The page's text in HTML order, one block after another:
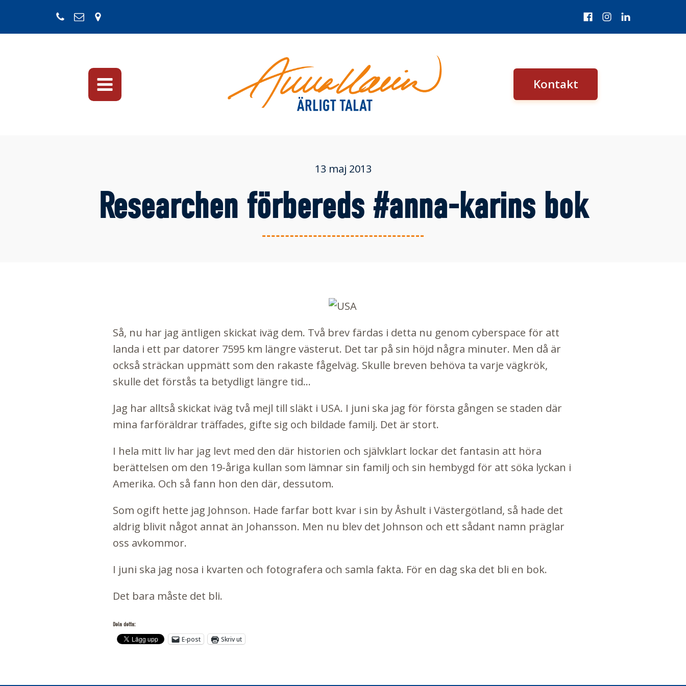
Kontakt
13 maj 2013
Researchen förbereds #anna-karins bok
Så, nu har jag äntligen skickat iväg dem. Två brev färdas i detta nu genom cyberspace för att
landa i ett par datorer 7595 km längre västerut. Det tar på sin höjd några minuter. Men då är
också sträckan uppmätt som den rakaste fågelväg. Skulle breven behöva ta varje vägkrök,
skulle det förstås ta betydligt längre tid...
Jag har alltså skickat iväg två mejl till släkt i USA. I juni ska jag för första gången se staden där
mina farföräldrar träffades, gifte sig och bildade familj. Det är stort.
I hela mitt liv har jag levt med den där historien och självklart lockar det fantasin att höra
berättelsen om den 19-åriga kullan som lämnar sin familj och sin hembygd för att söka lyckan i
Amerika. Och så fann hon den där, dessutom.
Som ogift hette jag Johnson. Hade farfar bott kvar i sin by Åshult i Västergötland, så hade det
aldrig blivit något annat än Johansson. Men nu blev det Johnson och ett sådant namn präglar
oss avkommor.
I juni ska jag nosa i kvarten och fotografera och samla fakta. För en dag ska det bli en bok.
Det bara måste det bli.
Dela detta:
E-post Skriv ut